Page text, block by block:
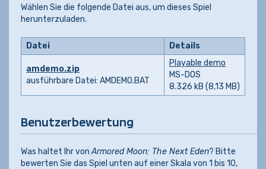
Wählen Sie die folgende Datei aus, um dieses Spiel
herunterzuladen.
Datei Details
amdemo.zip
ausführbare Datei: AMDEMO.BAT
Playable demo
MS-DOS
8.326 kB (8,13 MB)
Benutzerbewertung
Was haltet Ihr vonArmored Moon: The Next Eden? Bitte
bewerten Sie das Spiel unten auf einer Skala von 1 bis 10,